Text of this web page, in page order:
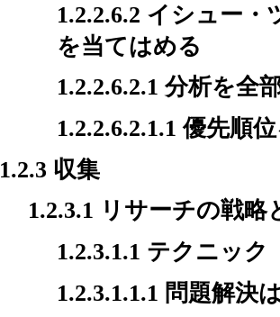
1.2.2.6.2 イシュー
を当てはめる
1.2.2.6.2.1 分析を全
1.2.2.6.2.1.1 優先順
1.2.3 収集
1.2.3.1 リサーチの戦略
1.2.3.1.1 テクニック
1.2.3.1.1.1 問題解決